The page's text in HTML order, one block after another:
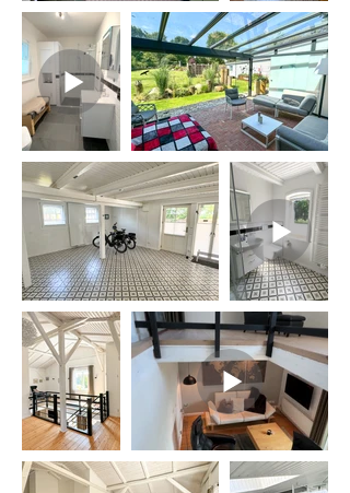
Die Installation einer modernen
Wärmepumpe sowie eines stilvollen
Speckstein-Holzofens sorgt für
nachhaltige, effiziente Beheizung
und eine behagliche Atmosphäre im
Wohnbereich. Alle vier Bäder
wurden aufwendig renoviert und mit
hochwertigen Materialien sowie
Fußbodenheizung ausgestattet, um
maximalen Komfort zu
gewährleisten.
Darüber hinaus wurde die
Zwischendecke umfassend isoliert
und mit Trittschalldämmung
versehen, was den Wohnkomfort